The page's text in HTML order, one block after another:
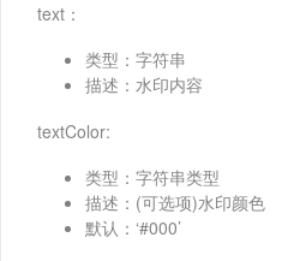
text：
类型：字符串
描述：水印内容
textColor:
类型：字符串类型
描述：(可选项)水印颜色
默认：‘#000’